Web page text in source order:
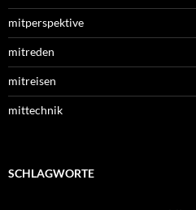
mitperspektive
mitreden
mitreisen
mittechnik
SCHLAGWORTE